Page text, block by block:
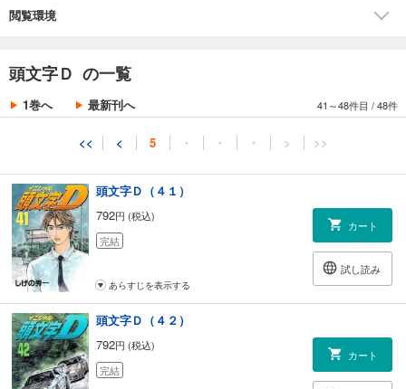
閲覧環境
頭文字Ｄ の一覧
1巻へ 最新刊へ 41～48件目 /48件
<< < 5 ・ ・ ・ > >>
試し読み
792
円 (税込)
完結
頭文字Ｄ（４１）
792円 (税込)
完結
カート
試し読み
あらすじを表示する
頭文字Ｄ（４２）
792円 (税込)
完結
カート